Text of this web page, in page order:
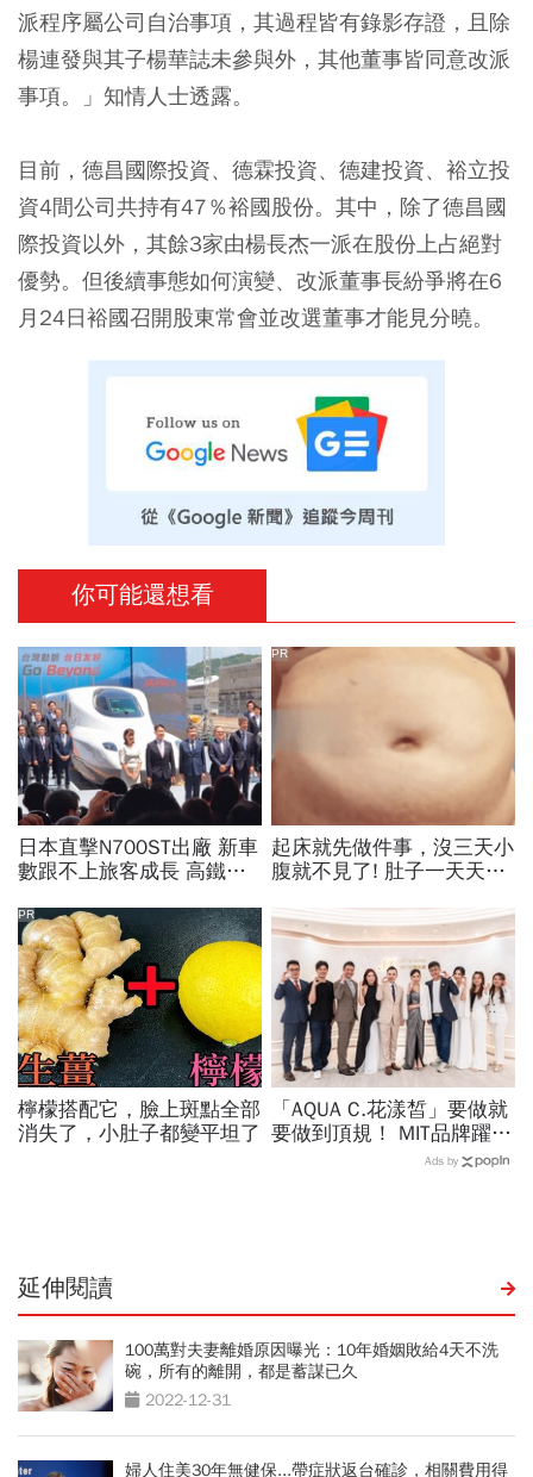
派程序屬公司自治事項，其過程皆有錄影存證，且除
楊連發與其子楊華誌未參與外，其他董事皆同意改派
事項。」知情人士透露。
目前，德昌國際投資、德霖投資、德建投資、裕立投
資4間公司共持有47％裕國股份。其中，除了德昌國
際投資以外，其餘3家由楊長杰一派在股份上占絕對
優勢。但後續事態如何演變、改派董事長紛爭將在6
月24日裕國召開股東常會並改選董事才能見分曉。
你可能還想看
日本直擊N700ST出廠 新車
數跟不上旅客成長 高鐵遇3
價
起床就先做件事，沒三天小
腹就不見了! 肚子一天天變
PR
檸檬搭配它，臉上斑點全部
消失了，小肚子都變平坦了
PR
「AQUA C.花漾皙」要做就
要做到頂規！ MIT品牌躍上
Ads by
延伸閱讀
100萬對夫妻離婚原因曝光：10年婚姻敗給4天不洗
碗，所有的離開，都是蓄謀已久
2022-12-31
婦人住美30年無健保...帶症狀返台確診，相關費用得